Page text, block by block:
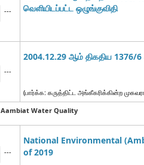
---
வெளியிடப்பட்ட ஒழுங்குவிதி
---
2004.12.29 ஆம் திகதிய 1376/
(பார்க்க: கருத்திட்ட அங்கீகரிக்கின்ற
Aambiat Water Quality
---
National Environmental
of 2019